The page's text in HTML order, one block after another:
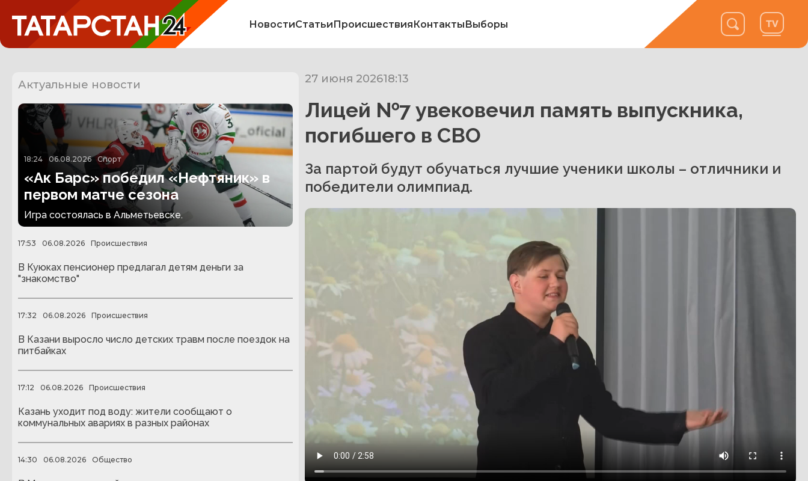
НовостиСтатьиПроисшествияКонтактыВыборы
Актуальные новости
18:24 06.08.2026 Спорт
«Ак Барс» победил «Нефтяник» в
первом матче сезона
Игра состоялась в Альметьевске.
17:53 06.08.2026 Происшествия
В Куюках пенсионер предлагал детям деньги за
"знакомство"
17:32 06.08.2026 Происшествия
В Казани выросло число детских травм после поездок на
питбайках
17:12 06.08.2026 Происшествия
Казань уходит под воду: жители сообщают о
коммунальных авариях в разных районах
14:30 06.08.2026 Общество
27 июня 202618:13
Лицей №7 увековечил память выпускника,
погибшего в СВО
За партой будут обучаться лучшие ученики школы – отличники и
победители олимпиад.